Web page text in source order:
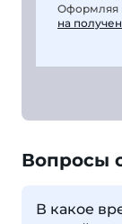
Оформляя
на
Вопросы
В какое